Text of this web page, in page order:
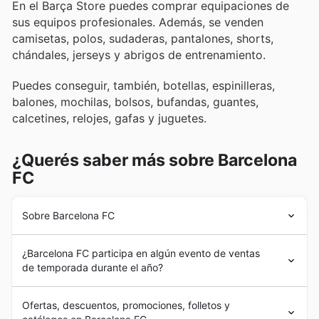
En el Barça Store puedes comprar equipaciones de
sus equipos profesionales. Además, se venden
camisetas, polos, sudaderas, pantalones, shorts,
chándales, jerseys y abrigos de entrenamiento.
Puedes conseguir, también, botellas, espinilleras,
balones, mochilas, bolsos, bufandas, guantes,
calcetines, relojes, gafas y juguetes.
¿Querés saber más sobre Barcelona
FC
Sobre Barcelona FC
historia del Barcelona FC. Este club legendario nació en
1989 de la mano de Joan Gamper, un suizo que llevó el
balompié a Barcelona y dio origen a una de las historias
deportivas más exitosas. Los años vieron como el club
fue creciendo y consiguiendo títulos. En 1957 se
¿Barcelona FC participa en algún evento de ventas
de temporada durante el año?
participa en eventos de rebajas estacionales a lo largo
Ofertas, descuentos, promociones, folletos y